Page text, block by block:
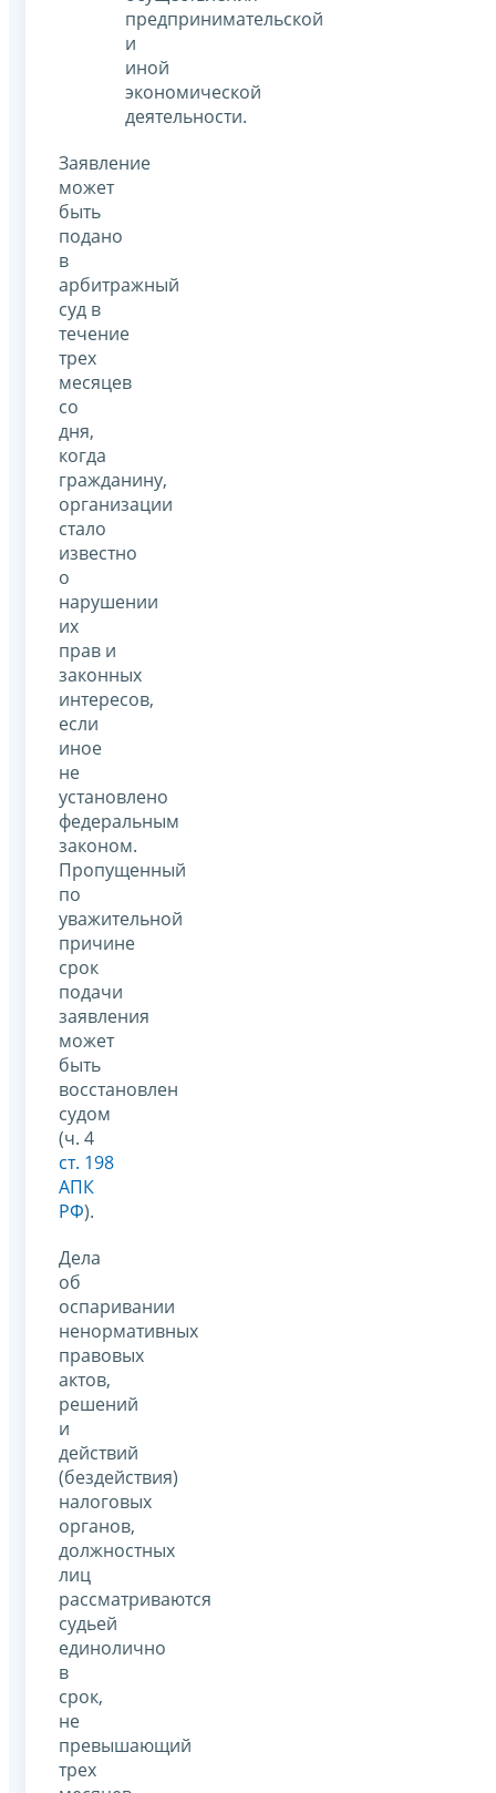
предпринимательской
и
иной
экономической
деятельности.
Заявление
может
быть
подано
в
арбитражный
суд в
течение
трех
месяцев
со
дня,
когда
гражданину,
организации
стало
известно
о
нарушении
их
прав и
законных
интересов,
если
иное
не
установлено
федеральным
законом.
Пропущенный
по
уважительной
причине
срок
подачи
заявления
может
быть
восстановлен
судом
(ч. 4
ст. 198
АПК
РФ).
Дела
об
оспаривании
ненормативных
правовых
актов,
решений
и
действий
(бездействия)
налоговых
органов,
должностных
лиц
рассматриваются
судьей
единолично
в
срок,
не
превышающий
трех